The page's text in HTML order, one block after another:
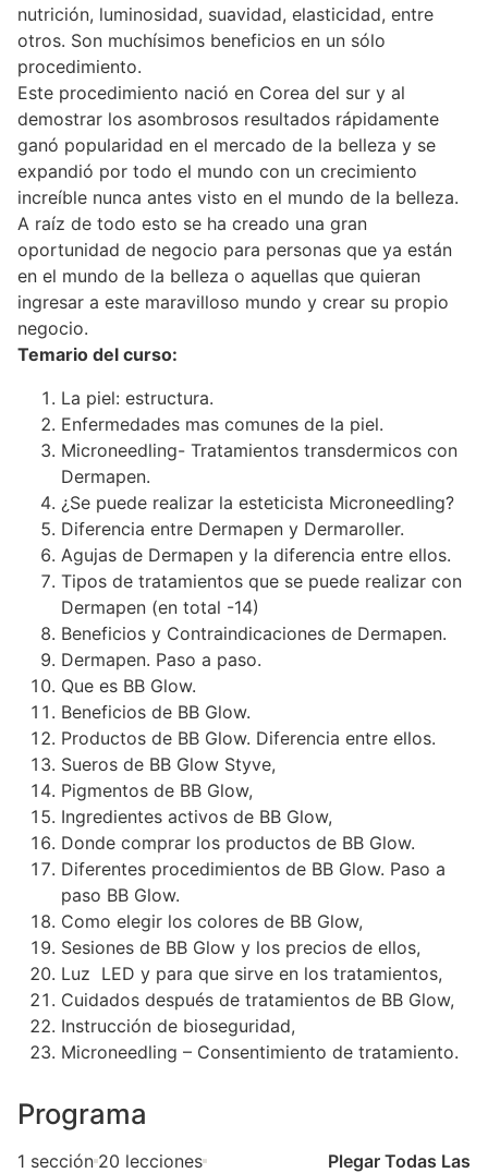
nutrición, luminosidad, suavidad, elasticidad, entre
otros. Son muchísimos beneficios en un sólo
procedimiento.
Este procedimiento nació en Corea del sur y al
demostrar los asombrosos resultados rápidamente
ganó popularidad en el mercado de la belleza y se
expandió por todo el mundo con un crecimiento
increíble nunca antes visto en el mundo de la belleza.
A raíz de todo esto se ha creado una gran
oportunidad de negocio para personas que ya están
en el mundo de la belleza o aquellas que quieran
ingresar a este maravilloso mundo y crear su propio
negocio.
Temario del curso:
La piel: estructura.
Enfermedades mas comunes de la piel.
Microneedling- Tratamientos transdermicos con
Dermapen.
¿Se puede realizar la esteticista Microneedling?
Diferencia entre Dermapen y Dermaroller.
Agujas de Dermapen y la diferencia entre ellos.
Tipos de tratamientos que se puede realizar con
Dermapen (en total -14)
Beneficios y Contraindicaciones de Dermapen.
Dermapen. Paso a paso.
Que es BB Glow.
Beneficios de BB Glow.
Productos de BB Glow. Diferencia entre ellos.
Sueros de BB Glow Styve,
Pigmentos de BB Glow,
Ingredientes activos de BB Glow,
Donde comprar los productos de BB Glow.
Diferentes procedimientos de BB Glow. Paso a
paso BB Glow.
Como elegir los colores de BB Glow,
Sesiones de BB Glow y los precios de ellos,
Luz LED y para que sirve en los tratamientos,
Cuidados después de tratamientos de BB Glow,
Instrucción de bioseguridad,
Microneedling – Consentimiento de tratamiento.
Programa
1 sección 20 lecciones
Plegar Todas Las